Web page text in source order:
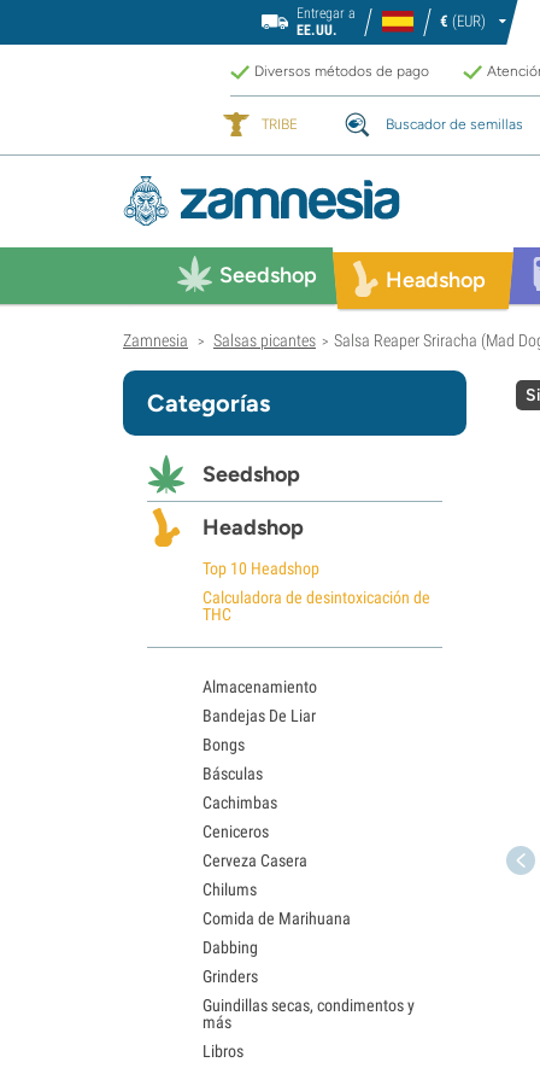
Entregar a
EE.UU.
€ (EUR)
Diversos métodos de pago
TRIBE Buscador de semillas
Seedshop Headshop
Zamnesia > Salsas picantes > Salsa Reaper Sriracha (Mad
Categorías
Seedshop
Headshop
Top 10 Headshop
Calculadora de desintoxicación de
THC
Almacenamiento
Bandejas De Liar
Bongs
Básculas
Cachimbas
Ceniceros
Cerveza Casera
Chilums
Comida de Marihuana
Dabbing
Grinders
Guindillas secas, condimentos y
más
Libros